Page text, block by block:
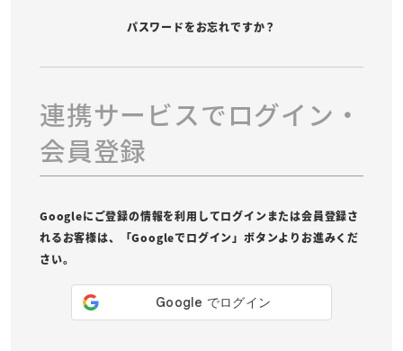
パスワードをお忘れですか？
連携サービスでログイン・
会員登録
Googleにご登録の情報を利用してログインまたは会員登録さ
れるお客様は、「Googleでログイン」ボタンよりお進みくだ
さい。